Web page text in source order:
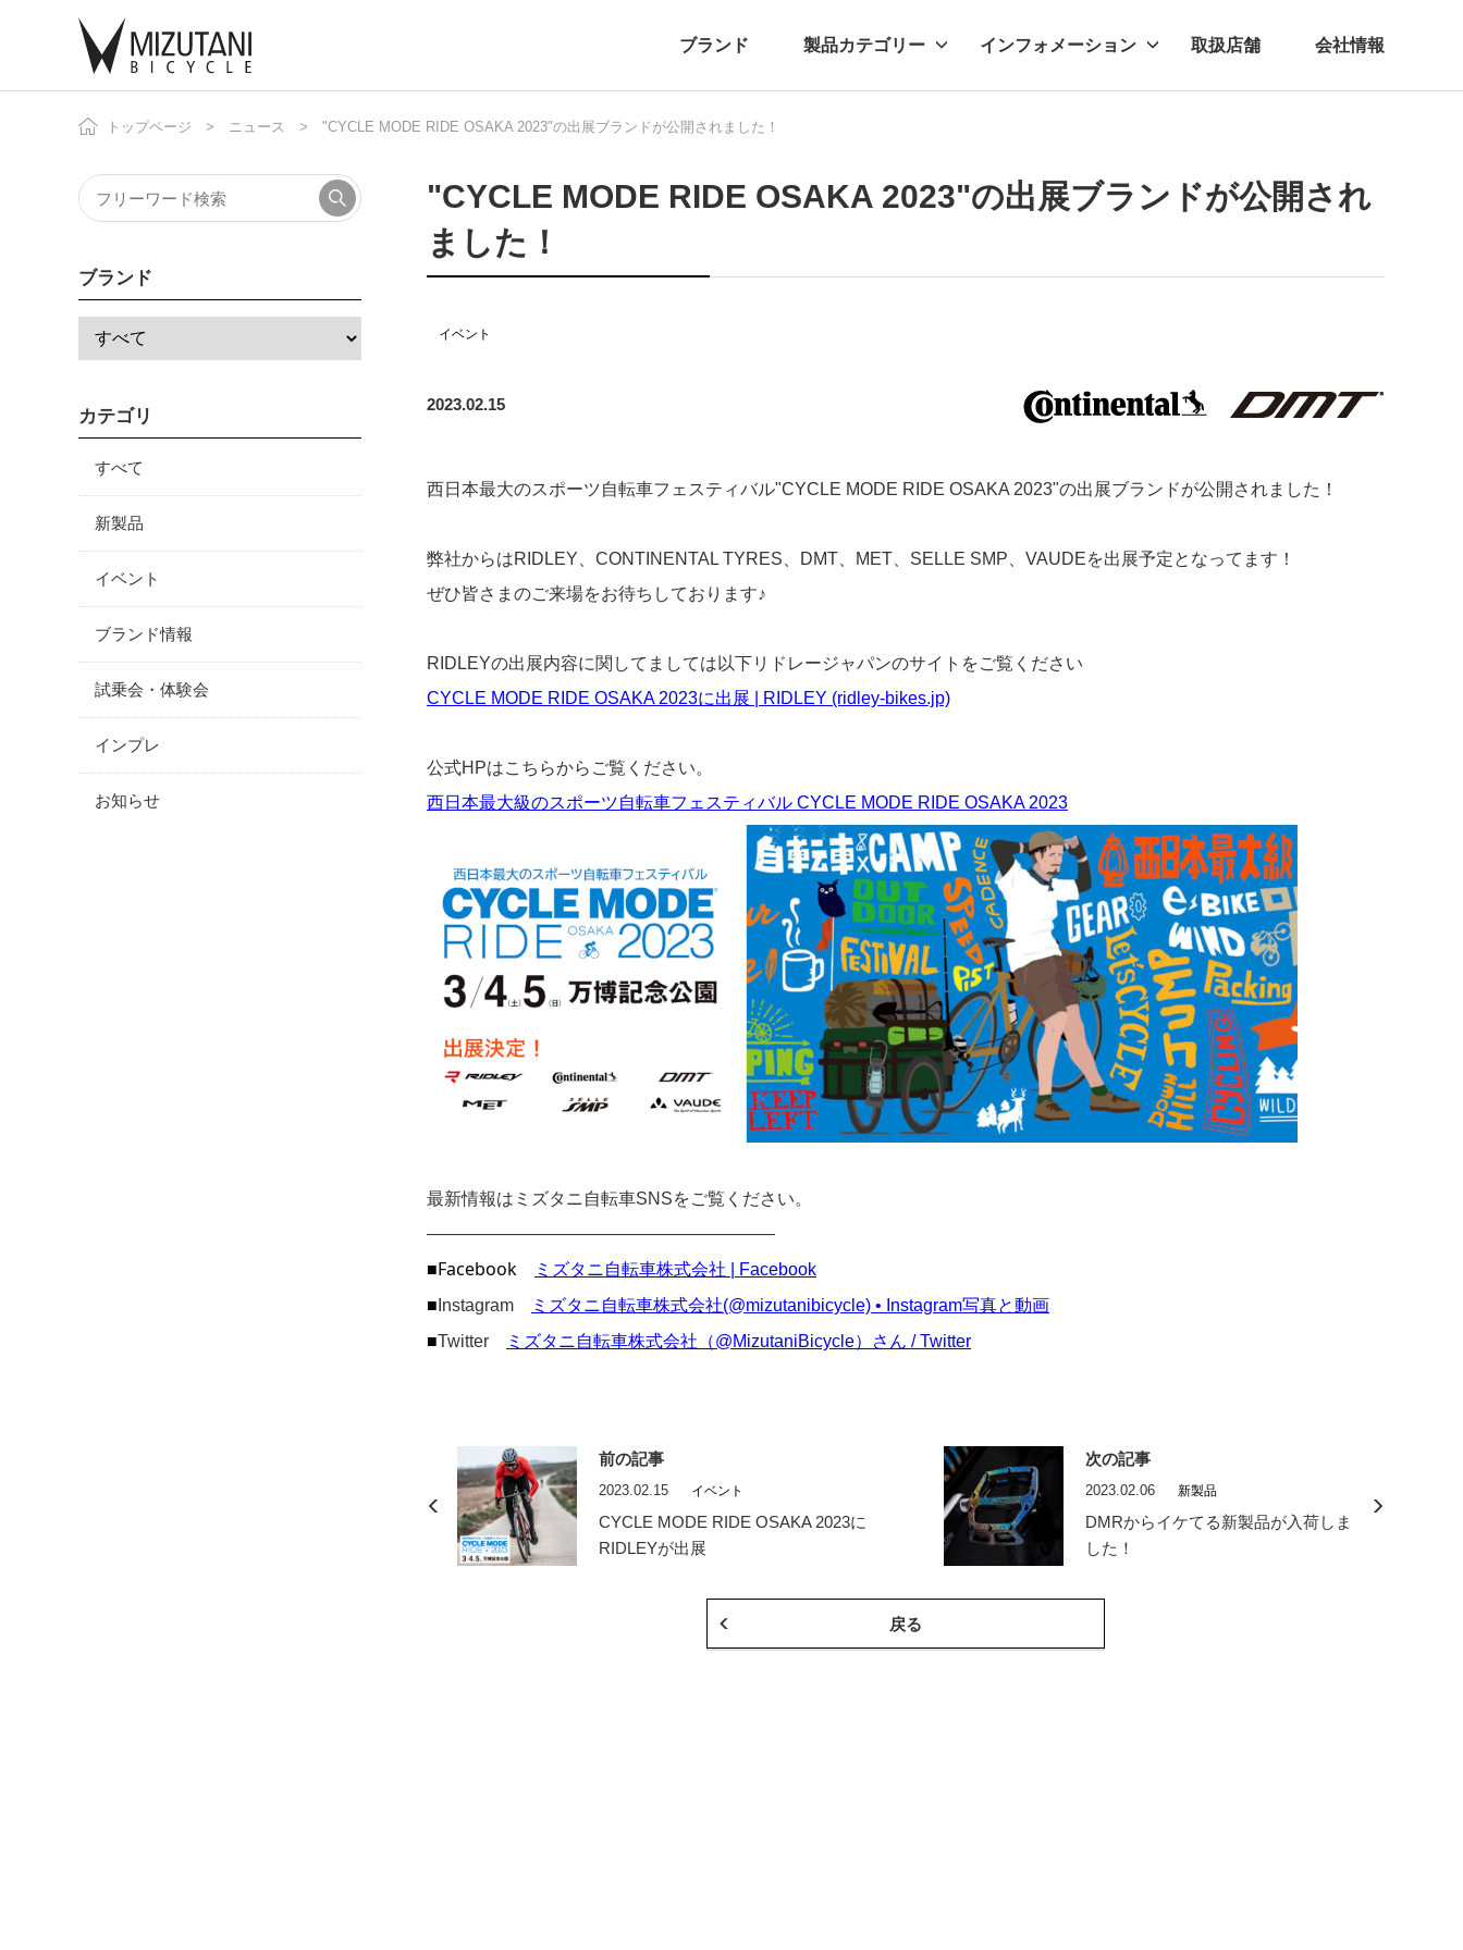
ブランド 製品カテゴリー
自転車 自転車パーツ アクセサリー
インフォメーション
ニュース プレスリリース
取扱店舗 会社情報
トップページ ニュース "CYCLE MODE RIDE OSAKA 2023"の出展ブランドが公開されました！
"CYCLE MODE RIDE OSAKA 2023"の出展ブランドが公開され
ました！
イベント
2023.02.15
西日本最大のスポーツ自転車フェスティバル"CYCLE MODE RIDE OSAKA 2023"の出展ブランドが公開されました！
弊社からはRIDLEY、CONTINENTAL TYRES、DMT、MET、SELLE SMP、VAUDEを出展予定となってます！
ぜひ皆さまのご来場をお待ちしております♪
RIDLEYの出展内容に関してましては以下リドレージャパンのサイトをご覧ください
CYCLE MODE RIDE OSAKA 2023に出展 | RIDLEY (ridley-bikes.jp)
公式HPはこちらからご覧ください。
西日本最大級のスポーツ自転車フェスティバル CYCLE MODE RIDE OSAKA 2023
最新情報はミズタニ自転車SNSをご覧ください。
————————————————————
■Facebook ミズタニ自転車株式会社 | Facebook
■ Instagram ミズタニ自転車株式会社(@mizutanibicycle) • Instagram写真と動画
■Twitter ミズタニ自転車株式会社（@MizutaniBicycle）さん / Twitter
前の記事
2023.02.15 イベント
CYCLE MODE RIDE OSAKA 2023に
RIDLEYが出展
次の記事
2023.02.06 新製品
DMRからイケてる新製品が入荷しま
した！
戻る
ブランド
カテゴリ
すべて
新製品
イベント
ブランド情報
試乗会・体験会
インプレ
お知らせ